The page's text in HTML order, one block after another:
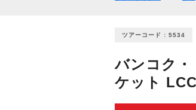
ツアーコード : 5534
バンコク・
ケット